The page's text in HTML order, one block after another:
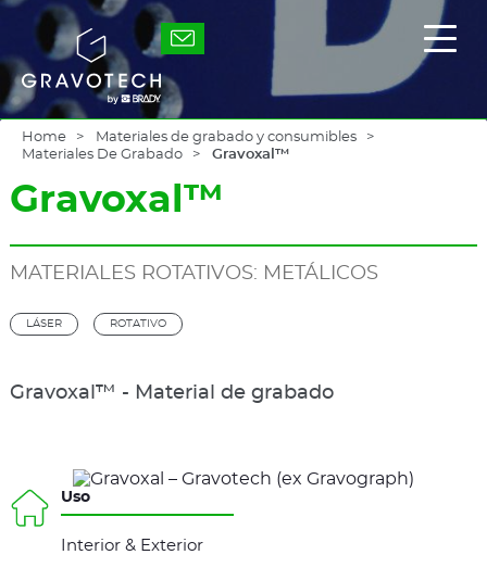
Skip
main
content
Gravotech
Home
Materiales de grabado y consumibles
Materiales De Grabado
Gravoxal™
Gravoxal™
MATERIALES ROTATIVOS: METÁLICOS
LÁSER ROTATIVO
Gravoxal™ - Material de grabado
Uso
Interior & Exterior